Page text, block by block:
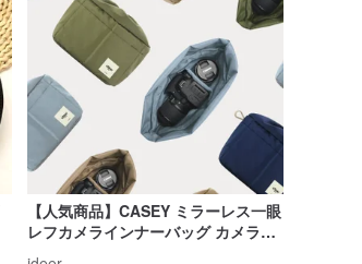
【人気商品】CASEY ミラーレス一眼
レフカメラインナーバッグ カメライ
ンナーケース 収納ポーチ バッグイン